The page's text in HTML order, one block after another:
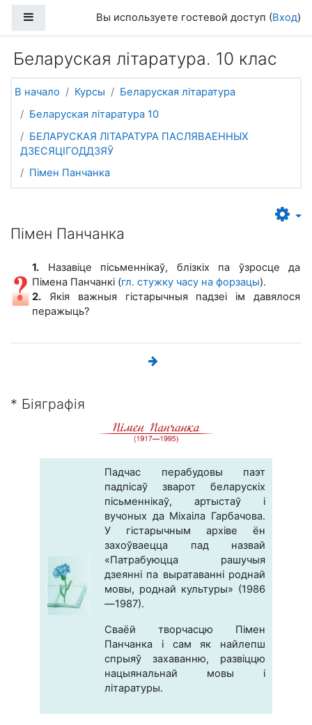
Боковая панельВы используете гостевой доступ (Вход)
Беларуская літаратура. 10 клас
В начало Курсы
Беларуская літаратура
Беларуская літаратура 10
БЕЛАРУСКАЯ ЛІТАРАТУРА ПАСЛЯВАЕННЫХ
ДЗЕСЯЦІГОДДЗЯЎ
Пімен Панчанка
Пімен Панчанка
1. Назавіце пісьменнікаў, блізкіх па ўзросце да
Пімена Панчанкі (гл. стужку часу на форзацы).
2. Якія важныя гістарычныя падзеі ім давялося
перажыць?
* Біяграфія
Падчас перабудовы паэт
падпісаў зварот беларускіх
пісьменнікаў, артыстаў і
вучоных да Міхаіла Гарбачова.
У гістарычным архіве ён
захоўваецца пад назвай
«Патрабуюцца рашучыя
дзеянні па выратаванні роднай
мовы, роднай культуры» (1986
—1987).
Сваёй творчасцю Пімен
Панчанка і сам як найлепш
спрыяў захаванню, развіццю
нацыянальнай мовы і
літаратуры.